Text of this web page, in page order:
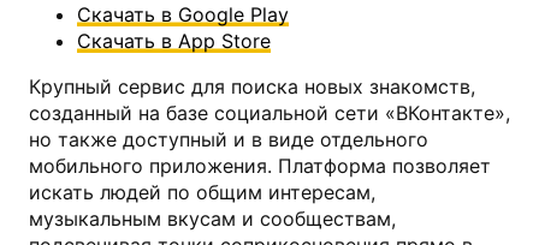
Скачать в Google Play
Скачать в App Store
Крупный сервис для поиска новых знакомств,
созданный на базе социальной сети «ВКонтакте»,
но также доступный и в виде отдельного
мобильного приложения. Платформа позволяет
искать людей по общим интересам,
музыкальным вкусам и сообществам,